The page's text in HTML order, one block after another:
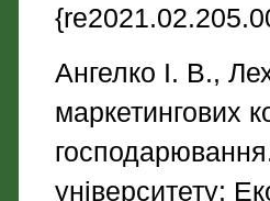
Ангелко І. В.,
маркетингових
університету: